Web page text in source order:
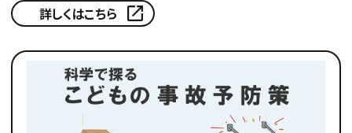
詳しくはこちら